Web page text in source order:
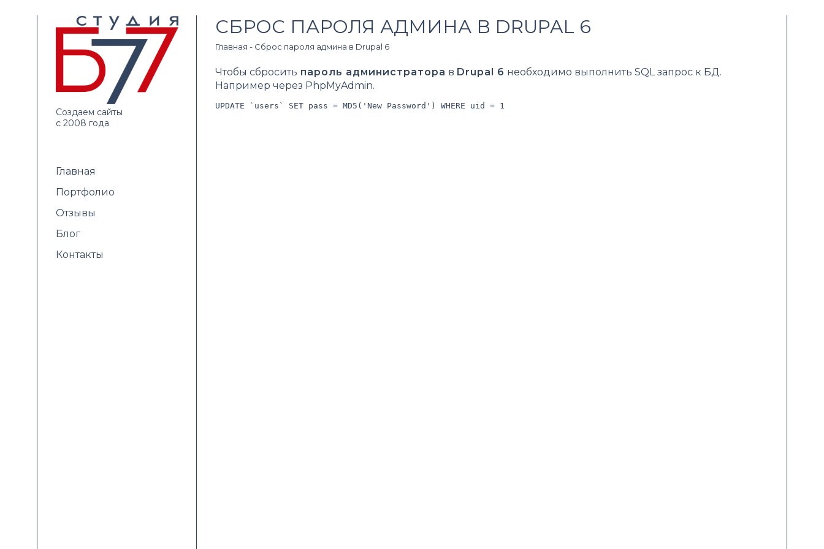
Создаем сайты
с 2008 года
Главная
Портфолио
Отзывы
Блог
Контакты
СБРОС ПАРОЛЯ АДМИНА В DRUPAL 6
Главная - Сброс пароля админа в Drupal 6
Чтобы сбросить пароль администратора в Drupal 6 необходимо выполнить SQL запрос к БД.
Например через PhpMyAdmin.
UPDATE `users` SET pass = MD5('New Password') WHERE uid = 1